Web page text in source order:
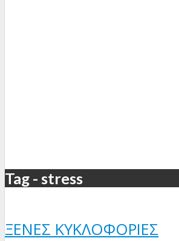
Tag - stress
ΞΈΝΕΣ ΚΥΚΛΟΦΟΡΊΕΣ